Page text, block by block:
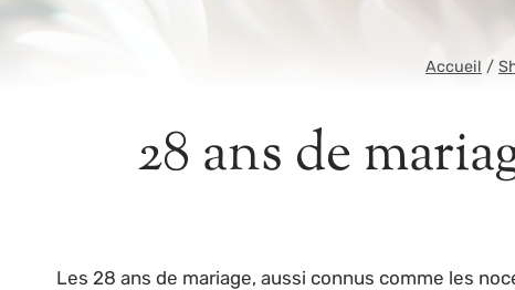
Accueil /
28 ans de
Les 28 ans de mariage, aussi connus comme les